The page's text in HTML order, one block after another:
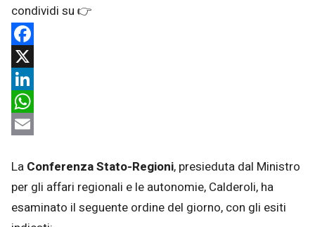
Facebook
X
LinkedIn
WhatsApp
La Conferenza Stato-Regioni, presieduta dal Ministro
per gli affari regionali e le autonomie, Calderoli, ha
esaminato il seguente ordine del giorno, con gli esiti